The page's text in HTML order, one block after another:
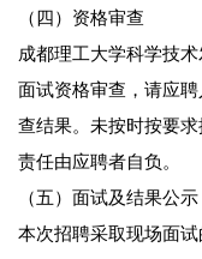
（四）资格审查
成都理工大学科学技
面试资格审查，请应
查结果。未按时按要
责任由应聘者自负。
（五）面试及结果公示
本次招聘采取现场面